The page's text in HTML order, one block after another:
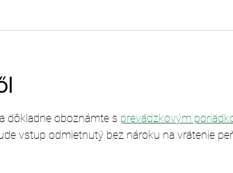
dôkladne oboznámte s prevádzkovým
vstup odmietnutý bez nároku na vrátenie